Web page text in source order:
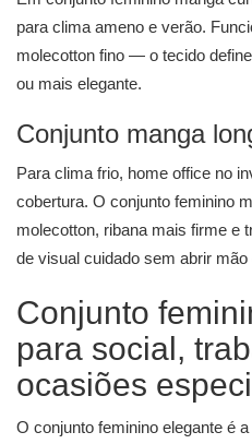
para clima ameno e verão.
molecotton fino — o tecido
ou mais elegante.
Conjunto manga
Para clima frio, home office no
cobertura. O conjunto feminino
molecotton, ribana mais firme
de visual cuidado sem abrir mão
Conjunto
para social,
ocasiões
O conjunto feminino elegante é